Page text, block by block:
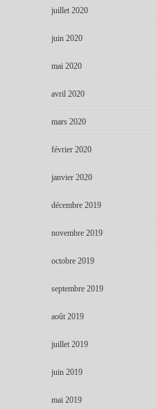
juillet 2020
juin 2020
mai 2020
avril 2020
mars 2020
février 2020
janvier 2020
décembre 2019
novembre 2019
octobre 2019
septembre 2019
août 2019
juillet 2019
juin 2019
mai 2019